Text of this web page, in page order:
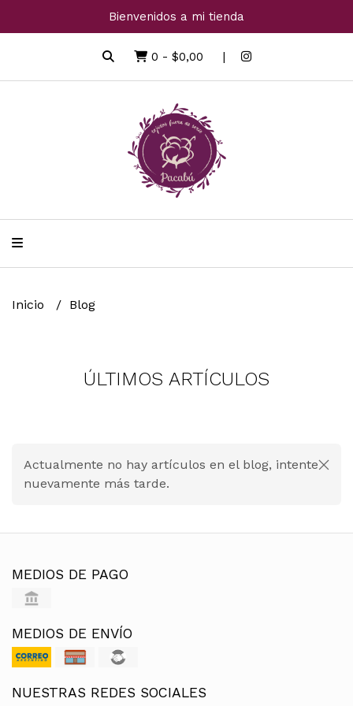
Bienvenidos a mi tienda
0 - $0,00
Inicio Blog
ÚLTIMOS ARTÍCULOS
Actualmente no hay artículos en el blog, intente
nuevamente más tarde.
MEDIOS DE PAGO
MEDIOS DE ENVÍO
NUESTRAS REDES SOCIALES